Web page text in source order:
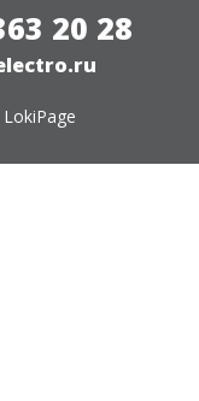
20 28
LokiPage